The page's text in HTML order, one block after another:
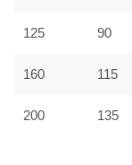
125 90
160 115
200 135